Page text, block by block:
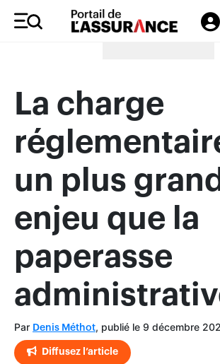
Merci à nos annonceurs
La charge
un plus grand
enjeu que la
paperasse
Par Denis Méthot, publié le 9 décembre
Diffusez l’article